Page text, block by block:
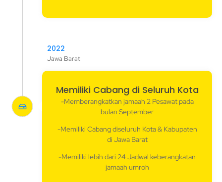
2022
Jawa Barat
Memiliki Cabang di Seluruh Kota
-Memberangkatkan jamaah 2 Pesawat pada
bulan September
-Memiliki Cabang diseluruh Kota & Kabupaten
di Jawa Barat
-Memiliki lebih dari 24 Jadwal keberangkatan
jamaah umroh